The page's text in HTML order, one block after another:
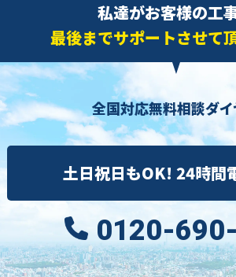
私達がお客様の工
最後までサポートさせて
全国対応無料相談ダ
土日祝日もOK! 24時間
0120-